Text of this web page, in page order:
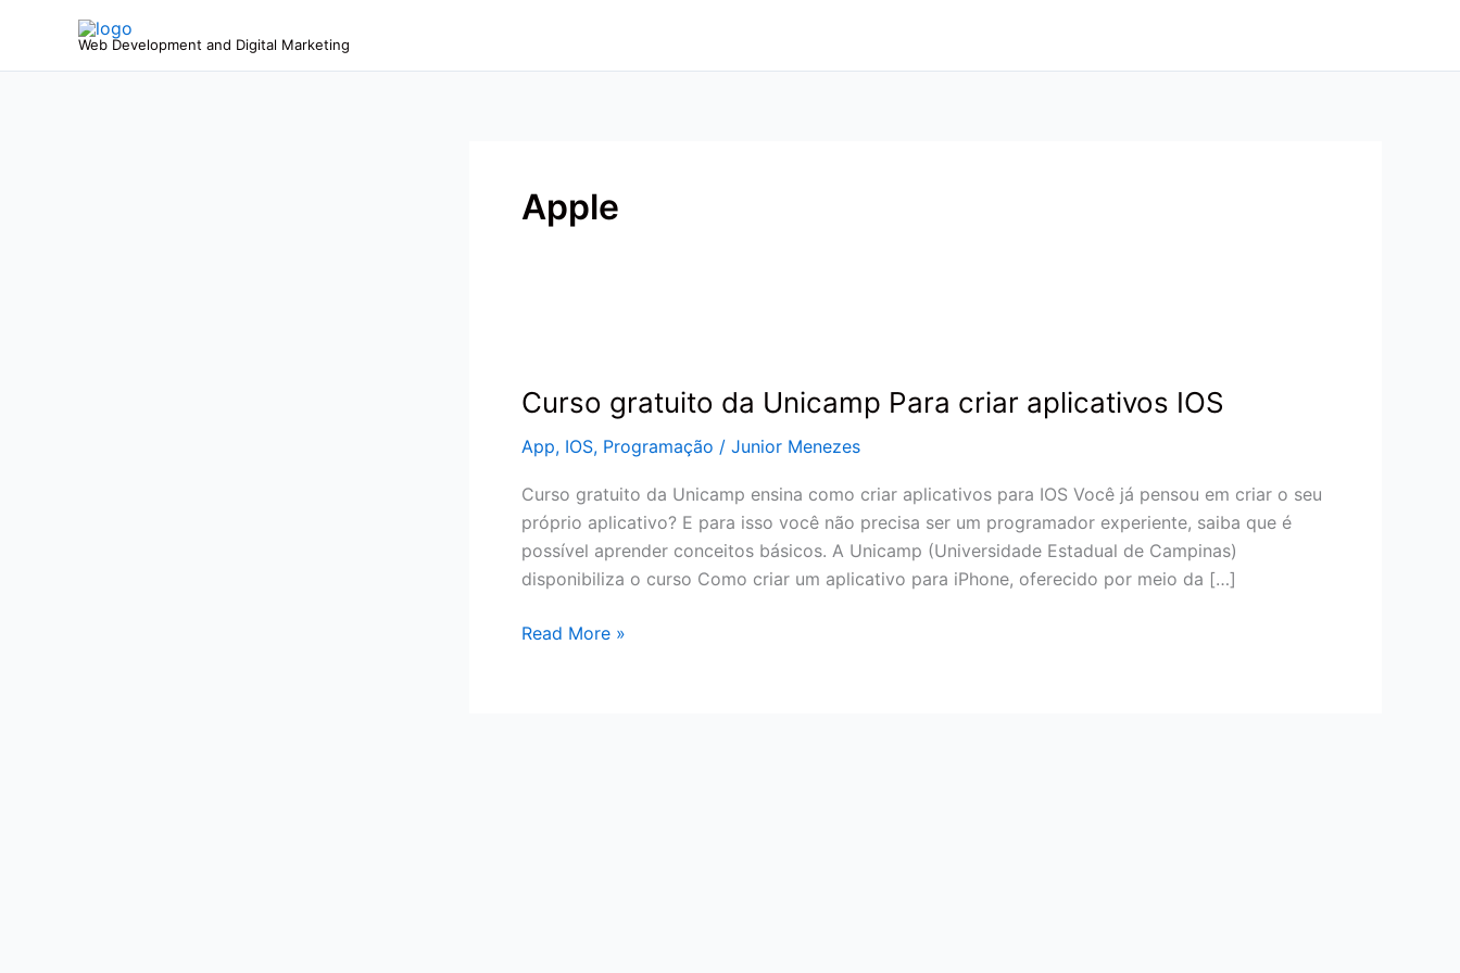
o
Web Development and Digital Marketing
Apple
Curso gratuito da Unicamp Para criar aplicativos IOS
App, IOS, Programação / Junior Menezes
Curso gratuito da Unicamp ensina como criar aplicativos para IOS Você já pensou em criar o seu
próprio aplicativo? E para isso você não precisa ser um programador experiente, saiba que é
possível aprender conceitos básicos. A Unicamp (Universidade Estadual de Campinas)
disponibiliza o curso Como criar um aplicativo para iPhone, oferecido por meio da […]
da
Para
criar
aplicativos
IOS
Read More »